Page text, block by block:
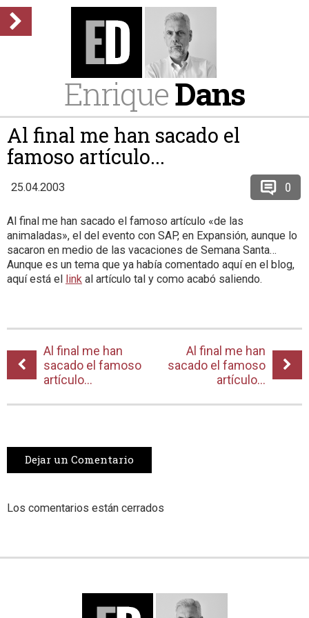
EnriqueDans
Al final me han sacado el
famoso artículo...
25.04.2003 0
Al final me han sacado el famoso artículo «de las
animaladas», el del evento con SAP, en Expansión, aunque lo
sacaron en medio de las vacaciones de Semana Santa…
Aunque es un tema que ya había comentado aquí en el blog,
aquí está el link al artículo tal y como acabó saliendo.
Al final me han
sacado el famoso
artículo...
Al final me han
sacado el famoso
artículo...
Dejar un Comentario
Los comentarios están cerrados